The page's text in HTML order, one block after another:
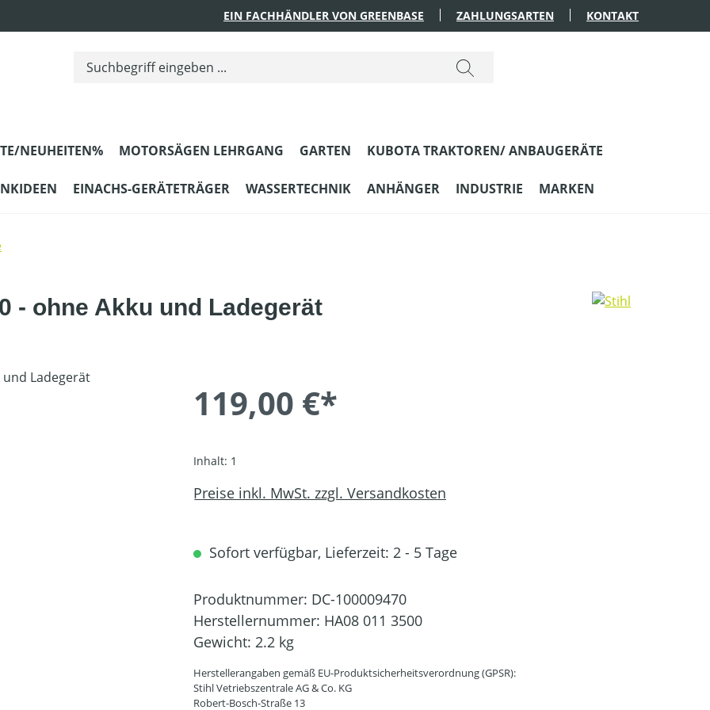
EIN FACHHÄNDLER VON GREENBASE ZAHLUNGSARTEN KONTAKT
NEUHEITEN% MOTORSÄGEN LEHRGANG GARTEN KUBOTA TRAKTOREN/ ANBAUGERÄTE
EINACHS-GERÄTETRÄGER WASSERTECHNIK ANHÄNGER INDUSTRIE MARKEN
- ohne Akku und Ladegerät
119,00 €*
Inhalt: 1
Preise inkl. MwSt. zzgl. Versandkosten
Sofort verfügbar, Lieferzeit: 2 - 5 Tage
Produktnummer: DC-100009470
Herstellernummer: HA08 011 3500
Gewicht: 2.2 kg
Herstellerangaben gemäß EU-Produktsicherheitsverordnung (GPSR):
Stihl Vetriebszentrale AG & Co. KG
Robert-Bosch-Straße 13